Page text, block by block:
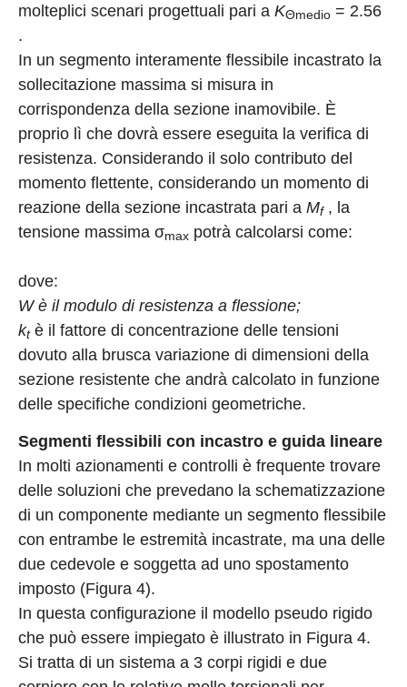
molteplici scenari progettuali pari a KΘmedio = 2.56
.
In un segmento interamente flessibile incastrato la
sollecitazione massima si misura in
corrispondenza della sezione inamovibile. È
proprio lì che dovrà essere eseguita la verifica di
resistenza. Considerando il solo contributo del
momento flettente, considerando un momento di
reazione della sezione incastrata pari a Mf, la
tensione massima σmax potrà calcolarsi come:
dove:
W è il modulo di resistenza a flessione;
ktè il fattore di concentrazione delle tensioni
dovuto alla brusca variazione di dimensioni della
sezione resistente che andrà calcolato in funzione
delle specifiche condizioni geometriche.
Segmenti flessibili con incastro e guida lineare
In molti azionamenti e controlli è frequente trovare
delle soluzioni che prevedano la schematizzazione
di un componente mediante un segmento flessibile
con entrambe le estremità incastrate, ma una delle
due cedevole e soggetta ad uno spostamento
imposto (Figura 4).
In questa configurazione il modello pseudo rigido
che può essere impiegato è illustrato in Figura 4.
Si tratta di un sistema a 3 corpi rigidi e due